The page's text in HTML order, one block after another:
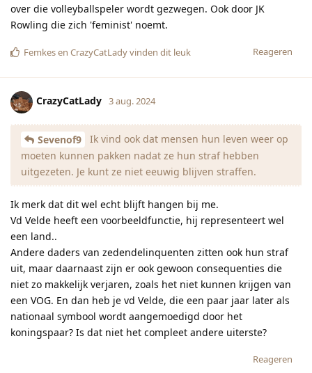
over die volleyballspeler wordt gezwegen. Ook door JK
Rowling die zich 'feminist' noemt.
Reageren
Femkesen CrazyCatLadyvinden dit leuk
CrazyCatLady 3 aug. 2024
Sevenof9
Ik vind ook dat mensen hun leven weer op
moeten kunnen pakken nadat ze hun straf hebben
uitgezeten. Je kunt ze niet eeuwig blijven straffen.
Ik merk dat dit wel echt blijft hangen bij me.
Vd Velde heeft een voorbeeldfunctie, hij representeert wel
een land..
Andere daders van zedendelinquenten zitten ook hun straf
uit, maar daarnaast zijn er ook gewoon consequenties die
niet zo makkelijk verjaren, zoals het niet kunnen krijgen van
een VOG. En dan heb je vd Velde, die een paar jaar later als
nationaal symbool wordt aangemoedigd door het
koningspaar? Is dat niet het compleet andere uiterste?
Reageren